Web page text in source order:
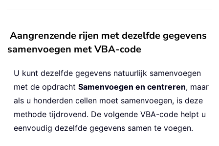
Aangrenzende rijen met dezelfde gegevens
samenvoegen met VBA-code
U kunt dezelfde gegevens natuurlijk samenvoegen
met de opdracht Samenvoegen en centreren, maar
als u honderden cellen moet samenvoegen, is deze
methode tijdrovend. De volgende VBA-code helpt u
eenvoudig dezelfde gegevens samen te voegen.